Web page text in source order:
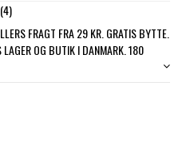
FRAGT FRA 29 KR. GRATIS BYTTE.
LAGER OG BUTIK I DANMARK. 180